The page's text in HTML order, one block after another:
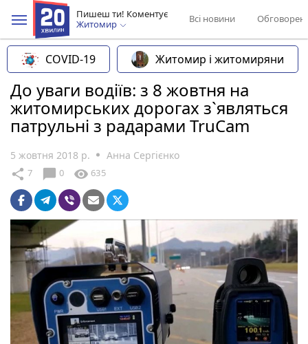
Пишеш ти! Коментує
Житомир
Всі новини
COVID-19 Житомир і житомиряни
До уваги водіїв: з 8 жовтня на
житомирських дорогах з`являться
патрульні з радарами TruCam
5 жовтня 2018 р. Анна Сергієнко
share 7 chat_bubble 0 visibility 635